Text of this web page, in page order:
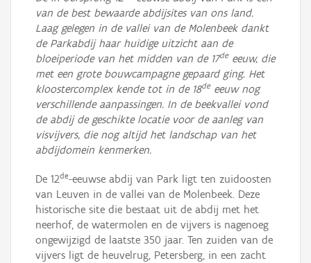
van de best bewaarde abdijsites van ons land.
Laag gelegen in de vallei van de Molenbeek dankt
de Parkabdij haar huidige uitzicht aan de
bloeiperiode van het midden van de 17deeeuw, die
met een grote bouwcampagne gepaard ging. Het
kloostercomplex kende tot in de 18deeeuw nog
verschillende aanpassingen. In de beekvallei vond
de abdij de geschikte locatie voor de aanleg van
visvijvers, die nog altijd het landschap van het
abdijdomein kenmerken.
De 12de-eeuwse abdij van Park ligt ten zuidoosten
van Leuven in de vallei van de Molenbeek. Deze
historische site die bestaat uit de abdij met het
neerhof, de watermolen en de vijvers is nagenoeg
ongewijzigd de laatste 350 jaar. Ten zuiden van de
vijvers ligt de heuvelrug, Petersberg, in een zacht